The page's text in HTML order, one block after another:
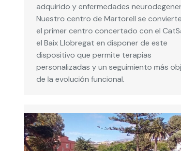
adquirido y enfermedades
Nuestro centro de Martorell se
el primer centro concertado con el
el Baix Llobregat en disponer de este
dispositivo que permite terapias
personalizadas y un seguimiento más
de la evolución funcional.